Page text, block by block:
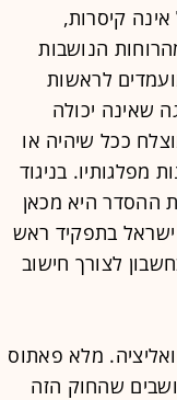
קיסרות,
הנושבות
לראשות
שאינה יכולה
ככל שיהיה או
מפלגותיו. בניגוד
ההסדר היא מכאן
ישראל בתפקיד ראש
לצורך חישוב
מלא פאתוס
שהחוק הזה